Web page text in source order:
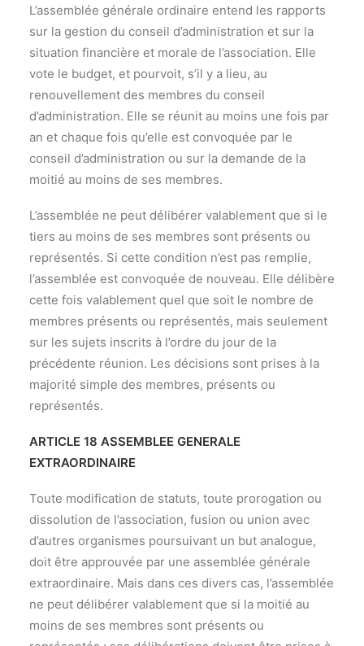
L’assemblée générale ordinaire entend les rapports
sur la gestion du conseil d’administration et sur la
situation financière et morale de l’association. Elle
vote le budget, et pourvoit, s’il y a lieu, au
renouvellement des membres du conseil
d’administration. Elle se réunit au moins une fois par
an et chaque fois qu’elle est convoquée par le
conseil d’administration ou sur la demande de la
moitié au moins de ses membres.
L’assemblée ne peut délibérer valablement que si le
tiers au moins de ses membres sont présents ou
représentés. Si cette condition n’est pas remplie,
l’assemblée est convoquée de nouveau. Elle délibère
cette fois valablement quel que soit le nombre de
membres présents ou représentés, mais seulement
sur les sujets inscrits à l’ordre du jour de la
précédente réunion. Les décisions sont prises à la
majorité simple des membres, présents ou
représentés.
ARTICLE 18 ASSEMBLEE GENERALE
EXTRAORDINAIRE
Toute modification de statuts, toute prorogation ou
dissolution de l’association, fusion ou union avec
d’autres organismes poursuivant un but analogue,
doit être approuvée par une assemblée générale
extraordinaire. Mais dans ces divers cas, l’assemblée
ne peut délibérer valablement que si la moitié au
moins de ses membres sont présents ou